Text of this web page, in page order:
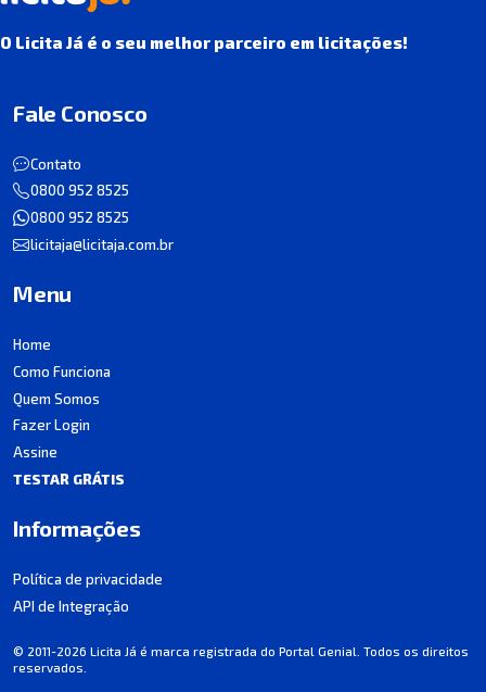
O Licita Já é o seu melhor parceiro em licitações!
Fale Conosco
Contato
0800 952 8525
0800 952 8525
licitaja@licitaja.com.br
Menu
Home
Como Funciona
Quem Somos
Fazer Login
Assine
TESTAR GRÁTIS
Informações
Política de privacidade
API de Integração
© 2011-2026 Licita Já é marca registrada do Portal Genial. Todos os direitos
reservados.